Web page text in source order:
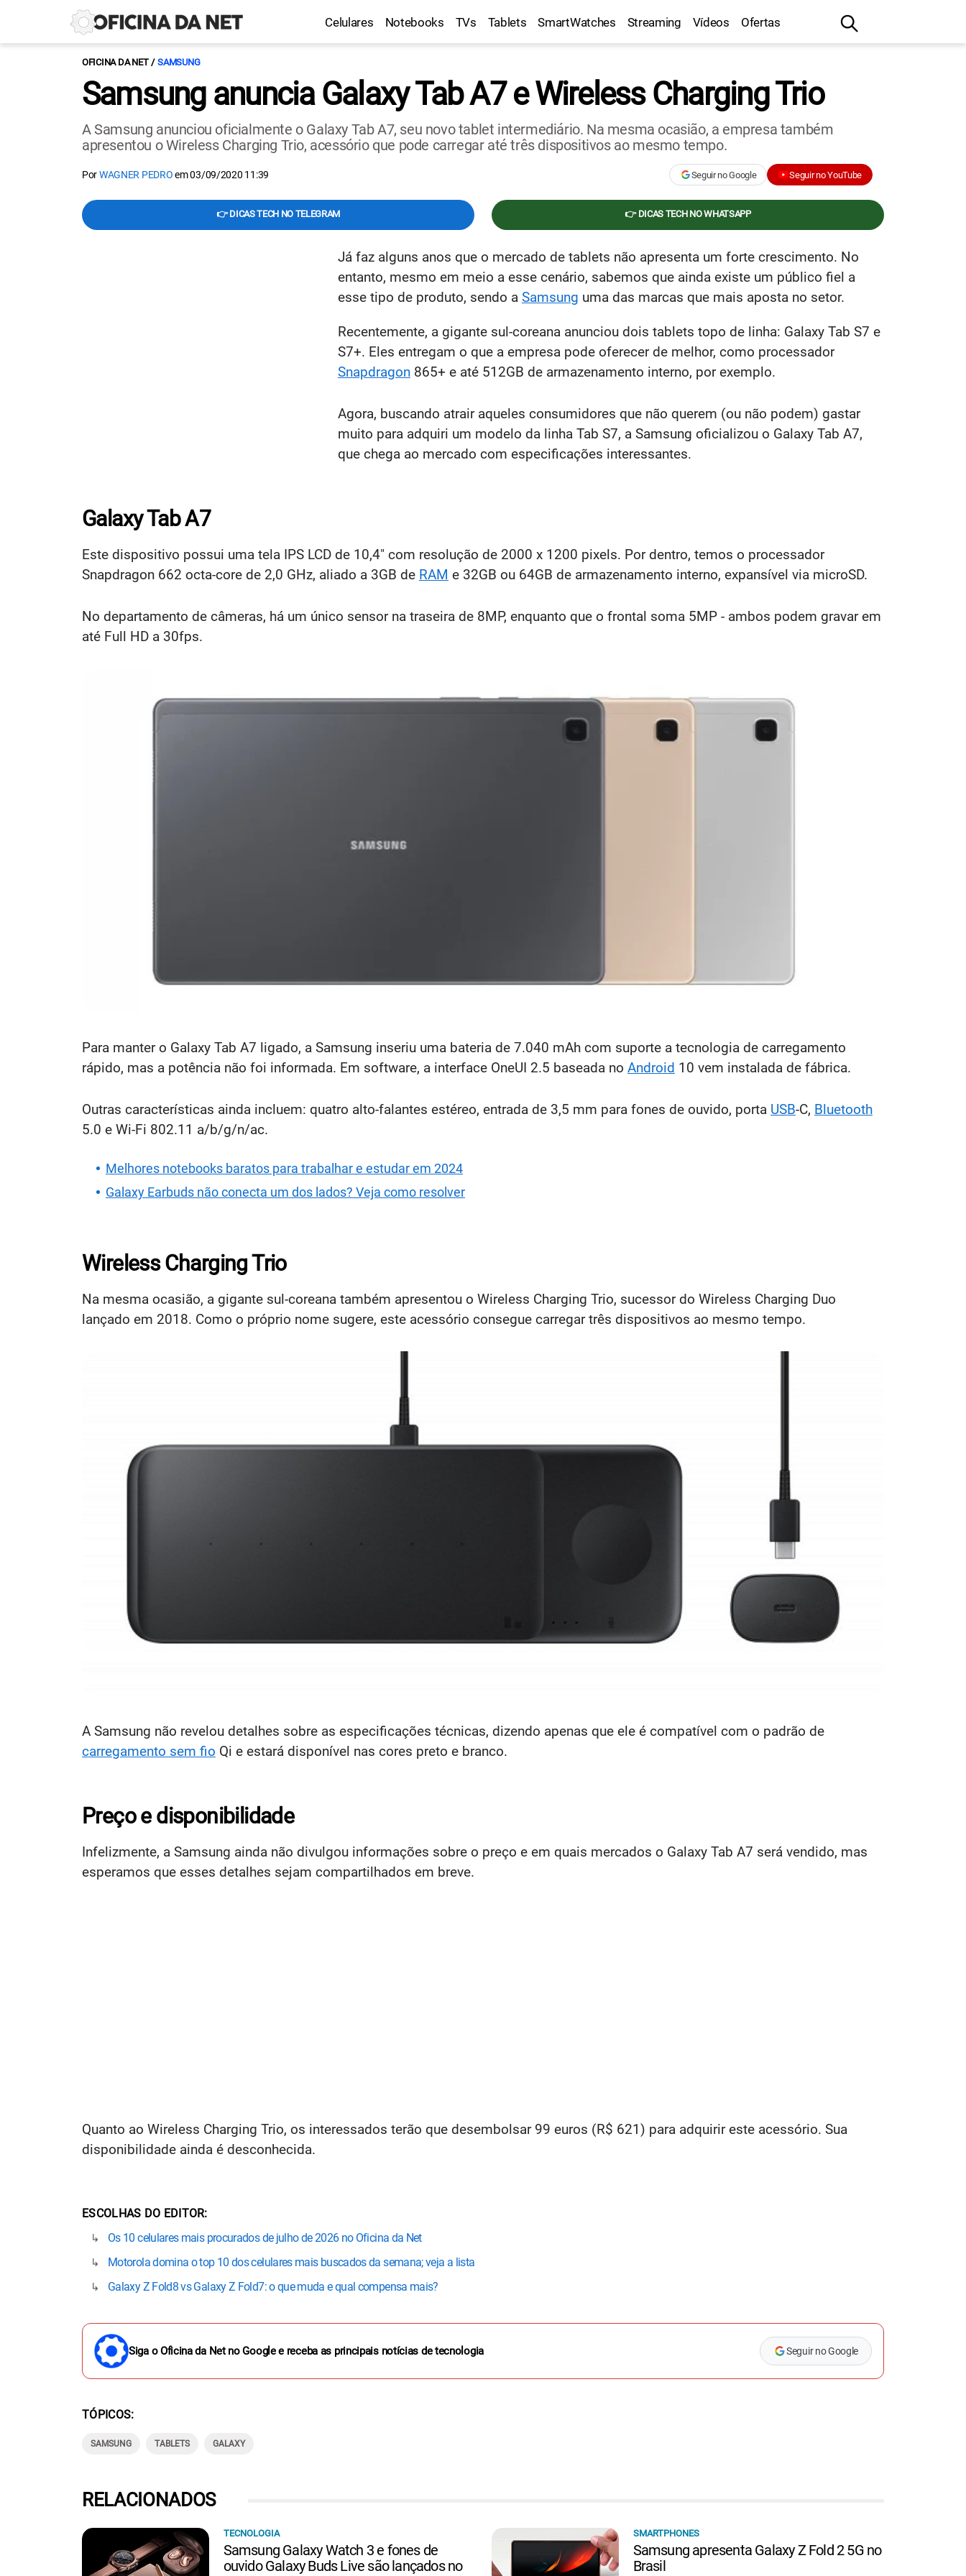
Celulares Notebooks TVs Tablets SmartWatches Streaming Vídeos Ofertas
OFICINA DA NET SAMSUNG
Samsung anuncia Galaxy Tab A7 e Wireless Charging Trio
A Samsung anunciou oficialmente o Galaxy Tab A7, seu novo tablet intermediário. Na mesma ocasião, a empresa também
apresentou o Wireless Charging Trio, acessório que pode carregar até três dispositivos ao mesmo tempo.
PorWAGNER PEDROem03/09/2020 11:39 Seguir no Google Seguir no YouTube
👉 DICAS TECH NO TELEGRAM 👉 DICAS TECH NO WHATSAPP
Já faz alguns anos que o mercado de tablets não apresenta um forte crescimento. No
entanto, mesmo em meio a esse cenário, sabemos que ainda existe um público fiel a
esse tipo de produto, sendo a Samsung uma das marcas que mais aposta no setor.
Recentemente, a gigante sul-coreana anunciou dois tablets topo de linha: Galaxy Tab S7 e
S7+. Eles entregam o que a empresa pode oferecer de melhor, como processador
Snapdragon 865+ e até 512GB de armazenamento interno, por exemplo.
Agora, buscando atrair aqueles consumidores que não querem (ou não podem) gastar
muito para adquiri um modelo da linha Tab S7, a Samsung oficializou o Galaxy Tab A7,
que chega ao mercado com especificações interessantes.
Galaxy Tab A7
Este dispositivo possui uma tela IPS LCD de 10,4" com resolução de 2000 x 1200 pixels. Por dentro, temos o processador
Snapdragon 662 octa-core de 2,0 GHz, aliado a 3GB de RAM e 32GB ou 64GB de armazenamento interno, expansível via microSD.
No departamento de câmeras, há um único sensor na traseira de 8MP, enquanto que o frontal soma 5MP - ambos podem gravar em
até Full HD a 30fps.
Para manter o Galaxy Tab A7 ligado, a Samsung inseriu uma bateria de 7.040 mAh com suporte a tecnologia de carregamento
rápido, mas a potência não foi informada. Em software, a interface OneUI 2.5 baseada no Android 10 vem instalada de fábrica.
Outras características ainda incluem: quatro alto-falantes estéreo, entrada de 3,5 mm para fones de ouvido, porta USB-C, Bluetooth
5.0 e Wi-Fi 802.11 a/b/g/n/ac.
Melhores notebooks baratos para trabalhar e estudar em 2024
Galaxy Earbuds não conecta um dos lados? Veja como resolver
Wireless Charging Trio
Na mesma ocasião, a gigante sul-coreana também apresentou o Wireless Charging Trio, sucessor do Wireless Charging Duo
lançado em 2018. Como o próprio nome sugere, este acessório consegue carregar três dispositivos ao mesmo tempo.
A Samsung não revelou detalhes sobre as especificações técnicas, dizendo apenas que ele é compatível com o padrão de
carregamento sem fio Qi e estará disponível nas cores preto e branco.
Preço e disponibilidade
Infelizmente, a Samsung ainda não divulgou informações sobre o preço e em quais mercados o Galaxy Tab A7 será vendido, mas
esperamos que esses detalhes sejam compartilhados em breve.
Quanto ao Wireless Charging Trio, os interessados terão que desembolsar 99 euros (R$ 621) para adquirir este acessório. Sua
disponibilidade ainda é desconhecida.
ESCOLHAS DO EDITOR
Os 10 celulares mais procurados de julho de 2026 no Oficina da Net
Motorola domina o top 10 dos celulares mais buscados da semana; veja a lista
Galaxy Z Fold8 vs Galaxy Z Fold7: o que muda e qual compensa mais?
Siga o Oficina da Net no Google e receba as principais notícias de tecnologia Seguir no Google
TÓPICOS
SAMSUNG TABLETS GALAXY
RELACIONADOS
TECNOLOGIA
Samsung Galaxy Watch 3 e fones de
ouvido Galaxy Buds Live são lançados no
SMARTPHONES
Samsung apresenta Galaxy Z Fold 2 5G no
Brasil